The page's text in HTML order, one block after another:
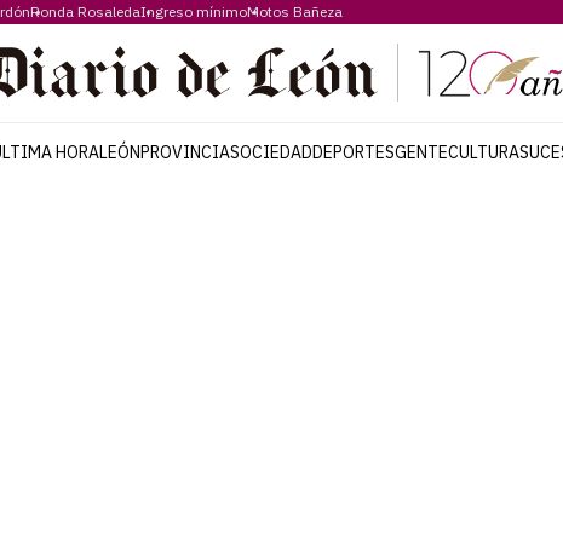
Ronda RosaledaIngreso mínimoMotos Bañeza
HORALEÓNPROVINCIASOCIEDADDEPORTESGENTECULTURA